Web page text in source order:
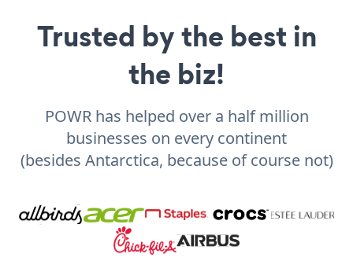
Trusted by the best in
the biz!
POWR has helped over a half million
businesses on every continent
(besides Antarctica, because of course not)